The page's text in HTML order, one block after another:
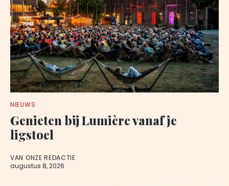
NIEUWS
Genieten bij Lumière vanaf je
ligstoel
VAN ONZE REDACTIE
augustus 8, 2026